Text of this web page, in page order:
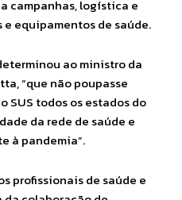
campanhas, logística e
equipamentos de saúde.
ao ministro da
“que não poupasse
SUS todos os estados do
da rede de saúde e
à pandemia”.
profissionais de saúde e